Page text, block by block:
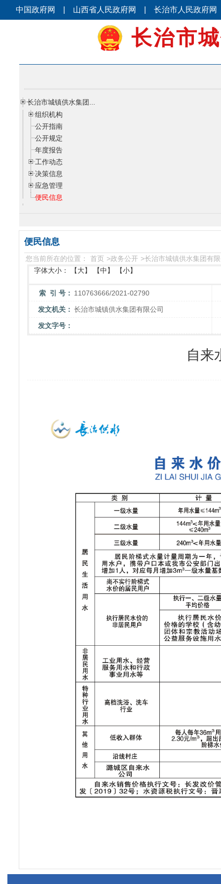
中国政府网 山西省人民政府网 长治市人民政府网
长治市
长治市城镇供水集团...
组织机构
公开指南
公开规定
年度报告
工作动态
决策信息
应急管理
便民信息
便民信息
您当前所在的位置： 首页 >政务公开 >长治市城镇供水集团有
字体大小：
【大】 【中】 【小】
索 引 号： 110763666/2021-02790
发文机关： 长治市城镇供水集团有限公司
发文字号：
自来